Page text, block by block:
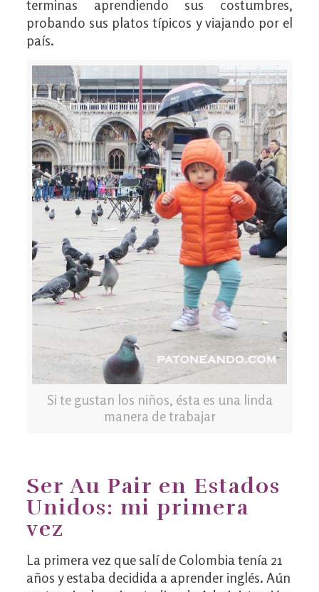
terminas aprendiendo sus costumbres,
probando sus platos típicos y viajando por el
país.
Si te gustan los niños, ésta es una linda
manera de trabajar
Ser Au Pair en Estados
Unidos: mi primera
vez
La primera vez que salí de Colombia tenía 21
años y estaba decidida a aprender inglés. Aún